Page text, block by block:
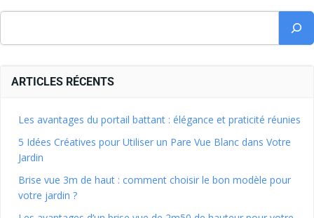
ARTICLES RÉCENTS
Les avantages du portail battant : élégance et praticité réunies
5 Idées Créatives pour Utiliser un Pare Vue Blanc dans Votre
Jardin
Brise vue 3m de haut : comment choisir le bon modèle pour
votre jardin ?